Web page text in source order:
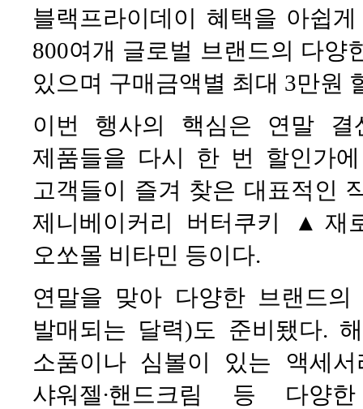
블랙프라이데이 혜택을 아쉽
800여개 글로벌 브랜드의 다양
있으며 구매금액별 최대 3만원
이번 행사의 핵심은 연말
제품들을 다시 한 번 할인가
고객들이 즐겨 찾은 대표적인
제니베이커리 버터쿠키 ▲
오쏘몰 비타민 등이다.
연말을 맞아 다양한 브랜드의
발매되는 달력)도 준비됐다.
소품이나 심볼이 있는 액세서
샤워젤∙핸드크림 등 다양